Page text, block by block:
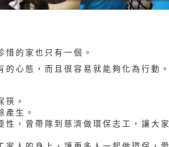
的家也只有一個。
心態，而且很容易就能夠化為行動。
筷。
產生。
，曾帶隊到慈濟做環保志工，讓大家